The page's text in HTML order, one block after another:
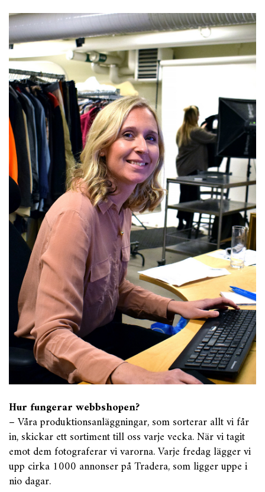
Hur fungerar webbshopen?
– Våra produktionsanläggningar, som sorterar allt vi får
in, skickar ett sortiment till oss varje vecka. När vi tagit
emot dem fotograferar vi varorna. Varje fredag lägger vi
upp cirka 1000 annonser på Tradera, som ligger uppe i
nio dagar.